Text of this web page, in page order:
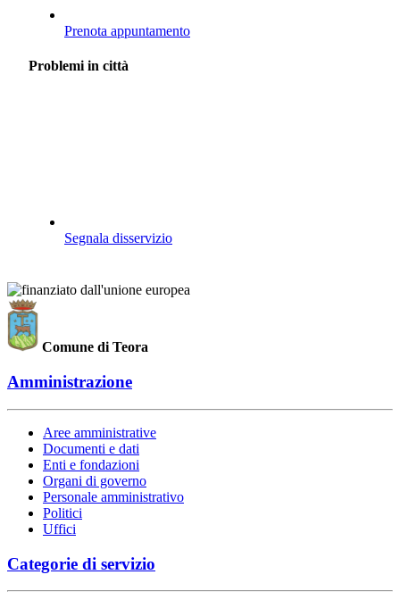
Prenota appuntamento
Problemi in città
Segnala disservizio
Comune di Teora
Amministrazione
Aree amministrative
Documenti e dati
Enti e fondazioni
Organi di governo
Personale amministrativo
Politici
Uffici
Categorie di servizio